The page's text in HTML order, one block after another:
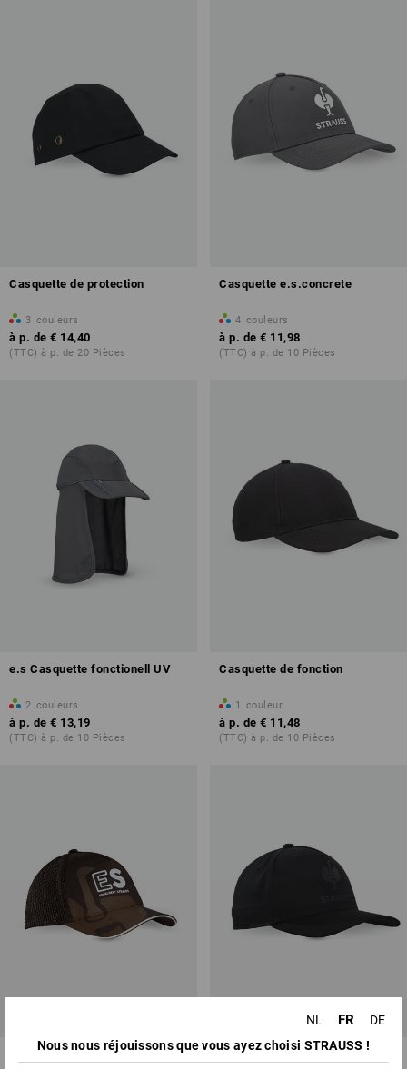
Casquette de protection
3 couleurs
à p. de € 14,40
(TTC) à p. de 20 Pièces
Casquette e.s.concrete
4 couleurs
à p. de € 11,98
(TTC) à p. de 10 Pièces
e.s Casquette fonctionell UV
2 couleurs
à p. de € 13,19
(TTC) à p. de 10 Pièces
Casquette de fonction
1 couleur
à p. de € 11,48
(TTC) à p. de 10 Pièces
Casquette e.s.motion Casquette e.s.line.core
NL FR
DE
Nous nous réjouissons que vous ayez choisi STRAUSS !